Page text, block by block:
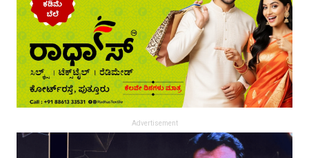
Advertisement